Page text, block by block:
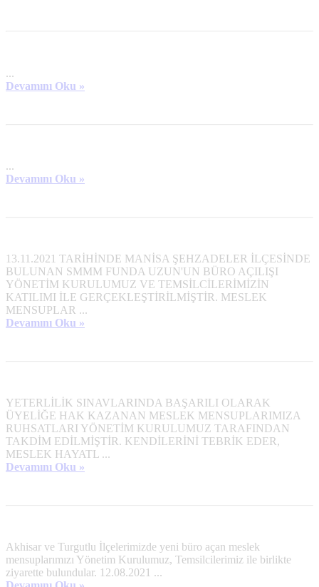
...
Devamını Oku »
...
Devamını Oku »
13.11.2021 TARİHİNDE MANİSA ŞEHZADELER İLÇESİNDE
BULUNAN SMMM FUNDA UZUN'UN BÜRO AÇILIŞI
YÖNETİM KURULUMUZ VE TEMSİLCİLERİMİZİN
KATILIMI İLE GERÇEKLEŞTİRİLMİŞTİR. MESLEK
MENSUPLAR ...
Devamını Oku »
YETERLİLİK SINAVLARINDA BAŞARILI OLARAK
ÜYELİĞE HAK KAZANAN MESLEK MENSUPLARIMIZA
RUHSATLARI YÖNETİM KURULUMUZ TARAFINDAN
TAKDİM EDİLMİŞTİR. KENDİLERİNİ TEBRİK EDER,
MESLEK HAYATL ...
Devamını Oku »
Akhisar ve Turgutlu İlçelerimizde yeni büro açan meslek
mensuplarımızı Yönetim Kurulumuz, Temsilcilerimiz ile birlikte
ziyarette bulundular. 12.08.2021 ...